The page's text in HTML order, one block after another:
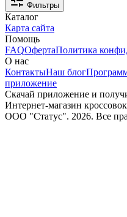
Фильтры
Каталог
Карта сайта
Помощь
FAQОфертаПолитика
О нас
КонтактыНаш блог
приложение
Скачай приложение и
Интернет-магазин
ООО "Статус". 2026. Все